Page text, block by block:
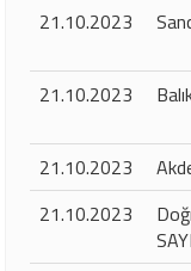
21.10.2023
21.10.2023
21.10.2023
21.10.2023